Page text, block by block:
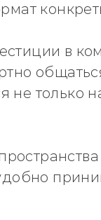
в
только